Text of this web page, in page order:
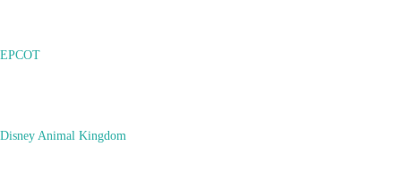
EPCOT
Disney Animal Kingdom
Contacto
Instagram